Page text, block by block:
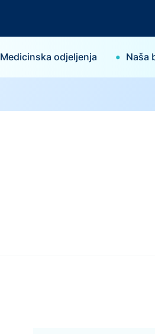
Medicinska odjeljenja • Naša